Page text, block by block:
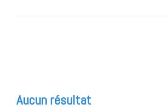
Aucun résultat